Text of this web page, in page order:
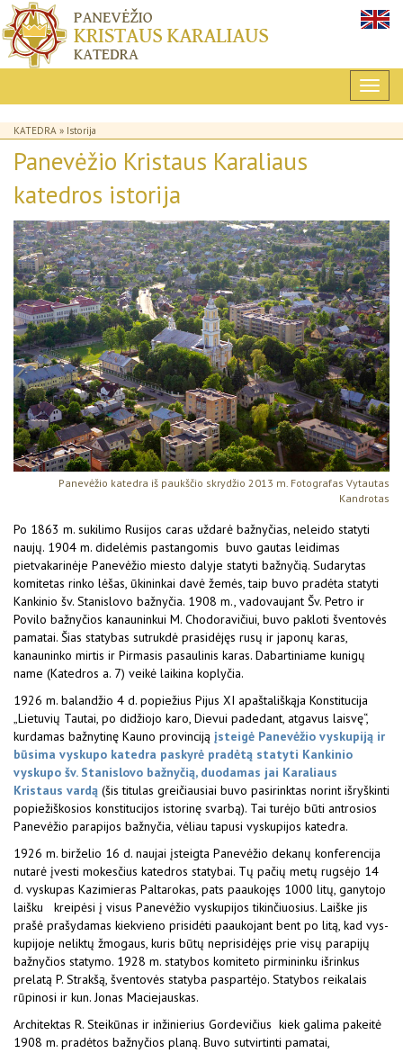
KATEDRA » Istorija
Panevėžio Kristaus Karaliaus
katedros istorija
Panevėžio katedra iš paukščio skrydžio 2013 m. Fotografas Vytautas
Kandrotas
Po 1863 m. sukilimo Rusijos caras uždarė bažnyčias, neleido statyti
naujų. 1904 m. didelėmis pastangomis buvo gautas leidimas
pietvakarinėje Panevėžio miesto dalyje statyti bažnyčią. Sudarytas
komitetas rinko lėšas, ūkininkai davė žemės, taip buvo pradėta statyti
Kankinio šv. Stanislovo bažnyčia. 1908 m., vadovaujant Šv. Petro ir
Povilo bažnyčios kanauninkui M. Chodoravičiui, buvo pakloti šventovės
pamatai. Šias statybas sutrukdė prasidėjęs rusų ir japonų karas,
kanauninko mirtis ir Pirmasis pasaulinis karas. Dabartiniame kunigų
name (Katedros a. 7) veikė laikina koplyčia.
1926 m. balandžio 4 d. popiežius Pijus XI apaštališkąja Konstitucija
„Lietuvių Tautai, po didžiojo karo, Dievui padedant, atgavus laisvę“,
kurdamas bažnytinę Kauno provin­ciją įsteigė Panevėžio vyskupiją ir
būsima vyskupo katedra paskyrė pradėtą statyti Kankinio
vyskupo šv. Stanislovo bažnyčią, duodamas jai Karaliaus
Kristaus vardą (šis titulas greičiausiai buvo pasirinktas norint išryškinti
popiežiškosios konstitucijos istorinę svarbą). Tai turėjo būti antrosios
Panevėžio parapijos bažnyčia, vėliau tapusi vyskupijos katedra.
1926 m. birželio 16 d. naujai įsteigta Panevėžio dekanų konferencija
nutarė įvesti mokesčius katedros statybai. Tų pačių metų rugsėjo 14
d. vyskupas Kazimieras Paltarokas, pats paaukojęs 1000 litų, ganytojo
laišku kreipėsi į visus Panevėžio vyskupijos tikinčiuosius. Laiške jis
prašė prašydamas kiekvieno prisidėti paaukojant bent po litą, kad vys­
kupijoje neliktų žmogaus, kuris būtų neprisidėjęs prie visų parapijų
bažnyčios statymo. 1928 m. statybos komiteto pirmininku išrinkus
prelatą P. Strakšą, šventovės statyba paspartėjo. Statybos reikalais
rūpinosi ir kun. Jonas Maciejauskas.
Architektas R. Steikūnas ir inžinierius Gordevičius kiek galima pakeitė
1908 m. pradėtos bažny­čios planą. Buvo sutvirtinti pamatai,